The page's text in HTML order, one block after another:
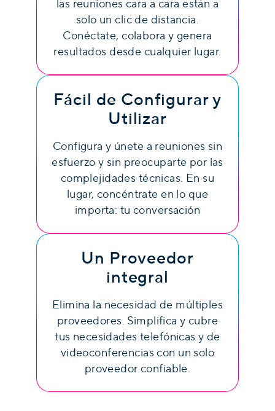
las reuniones cara a cara están a
solo un clic de distancia.
Conéctate, colabora y genera
resultados desde cualquier lugar.
Fácil de Configurar y
Utilizar
Configura y únete a reuniones sin
esfuerzo y sin preocuparte por las
complejidades técnicas. En su
lugar, concéntrate en lo que
importa: tu conversación
Un Proveedor
integral
Elimina la necesidad de múltiples
proveedores. Simplifica y cubre
tus necesidades telefónicas y de
videoconferencias con un solo
proveedor confiable.